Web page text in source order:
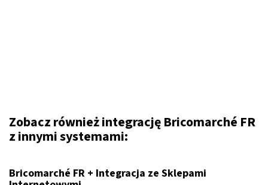
Zobacz również integrację Bricomarché FR
z innymi systemami:
Bricomarché FR + Integracja ze Sklepami